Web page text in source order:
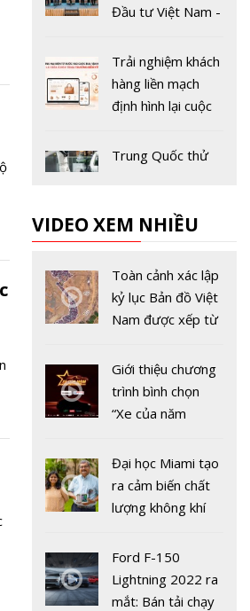
Đầu tư Việt Nam -
Trải nghiệm khách
hàng liền mạch
định hình lại cuộc
điện tử Việt Nam
Trung Quốc thử
nhanh, đạt 70%
trong hơn 3 phút
Nam và Trung
Quốc tăng cường
hợp tác điều tra,
gian lận thương
mại
VIDEO XEM NHIỀU
Toàn cảnh xác lập
kỷ lục Bản đồ Việt
Nam được xếp từ
năm 2022
Giới thiệu chương
trình bình chọn
“Xe của năm
Đại học Miami tạo
ra cảm biến chất
lượng không khí
19
Ford F-150
Lightning 2022 ra
mắt: Bán tải chạy